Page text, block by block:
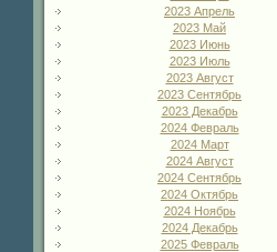
2023 Апрель
2023 Май
2023 Июнь
2023 Июль
2023 Август
2023 Сентябрь
2023 Декабрь
2024 Февраль
2024 Март
2024 Август
2024 Сентябрь
2024 Октябрь
2024 Ноябрь
2024 Декабрь
2025 Февраль